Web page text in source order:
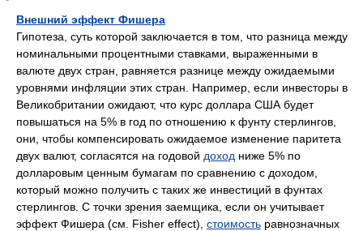
Внешний эффект Фишера
Гипотеза, суть которой заключается в том, что разница между
номинальными процентными ставками, выраженными в
валюте двух стран, равняется разнице между ожидаемыми
уровнями инфляции этих стран. Например, если инвесторы в
Великобритании ожидают, что курс доллара США будет
повышаться на 5% в год по отношению к фунту стерлингов,
они, чтобы компенсировать ожидаемое изменение паритета
двух валют, согласятся на годовой доход ниже 5% по
долларовым ценным бумагам по сравнению с доходом,
который можно получить с таких же инвестиций в фунтах
стерлингов. С точки зрения заемщика, если он учитывает
эффект Фишера (см. Fisher effect), стоимость равнозначных